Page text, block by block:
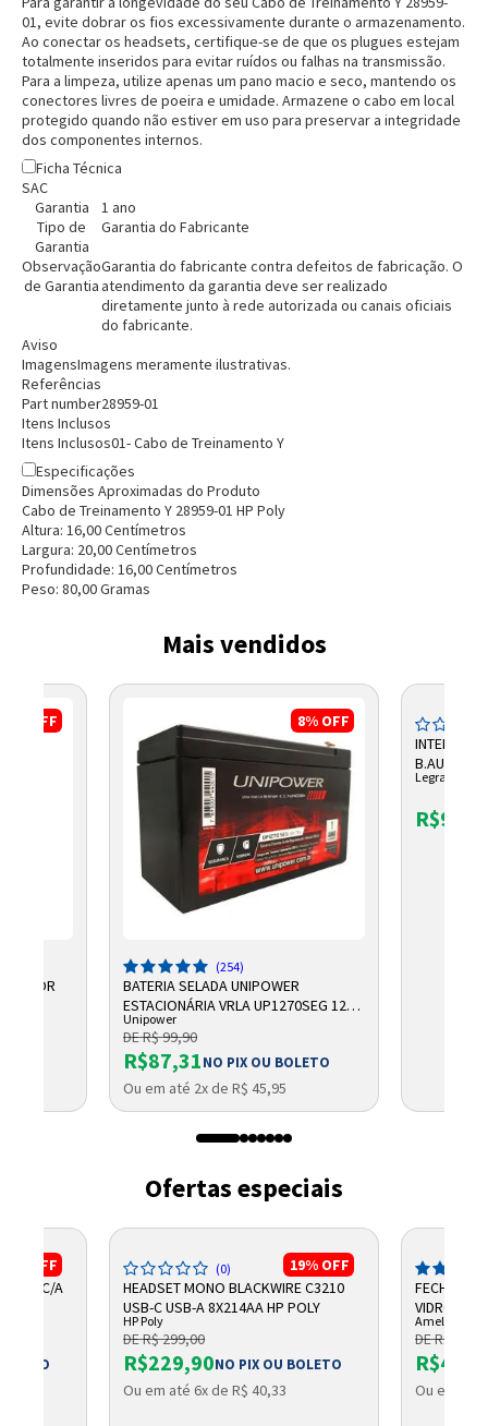
Entrega Flash
Entendi
Cartão de crédito
Entendi
Pagamento via Pix
Retire na Loja
Entendi
01, evite dobrar os fios excessivamente durante o armazenamento.
Ao conectar os headsets, certifique-se de que os plugues estejam
totalmente inseridos para evitar ruídos ou falhas na transmissão.
Para a limpeza, utilize apenas um pano macio e seco, mantendo os
conectores livres de poeira e umidade. Armazene o cabo em local
protegido quando não estiver em uso para preservar a integridade
dos componentes internos.
Ficha Técnica
SAC
Garantia
1 ano
Tipo de
Garantia
Garantia do Fabricante
Observação
de Garantia
Garantia do fabricante contra defeitos de fabricação. O
atendimento da garantia deve ser realizado
diretamente junto à rede autorizada ou canais oficiais
do fabricante.
Aviso
ImagensImagens meramente ilustrativas.
Referências
Part number28959-01
Itens Inclusos
Itens Inclusos01- Cabo de Treinamento Y
Especificações
Dimensões Aproximadas do Produto
Cabo de Treinamento Y 28959-01 HP Poly
Altura: 16,00Centímetros
Largura: 20,00Centímetros
Profundidade: 16,00Centímetros
Peso: 80,00Gramas
Mais vendidos
OFF 8% OFF
(254)
BATERIA SELADA UNIPOWER
ESTACIONÁRIA VRLA UP1270SEG 12V
7AH F187
Unipower
DE R$ 99,90
R$87,31NO PIX OU BOLETO
Ou em até 2x de R$ 45,95
611010BC
Legrand
R$9,41
Ofertas especiais
OFF
USB-C/A
19% OFF
(0)
HEADSET MONO BLACKWIRE C3210
USB-C USB-A 8X214AA HP POLY
HP Poly
DE R$ 299,00
R$229,90NO PIX OU BOLETO
Ou em até 6x de R$ 40,33
VIDRO
Amelco
DE R$
Ou em até